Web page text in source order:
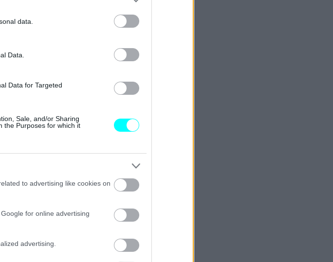
data.
Data.
Data for Targeted
Sale, and/or Sharing
the Purposes for which it
to advertising like cookies on
for online advertising
advertising.
θα μπορούσε να